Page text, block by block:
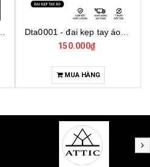
Dta0001 - đai kẹp tay áo cho bartender
MUA HÀNG